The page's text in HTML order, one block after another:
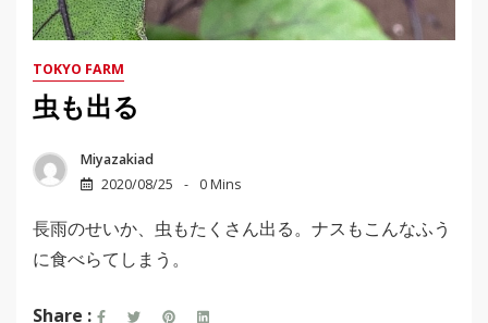
TOKYO FARM
虫も出る
Miyazakiad
2020/08/25
0 Mins
長雨のせいか、虫もたくさん出る。ナスもこんなふう
に食べらてしまう。
Share :